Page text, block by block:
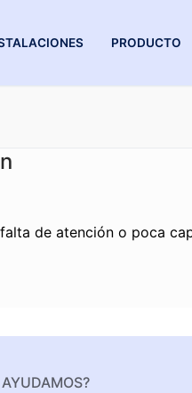
PRODUCTO
de atención o poca